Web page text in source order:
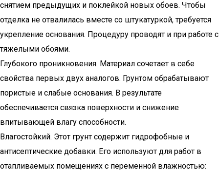
снятием предыдущих и поклейкой новых обоев. Чтобы
отделка не отвалилась вместе со штукатуркой, требуется
укрепление основания. Процедуру проводят и при работе с
тяжелыми обоями.
Глубокого проникновения. Материал сочетает в себе
свойства первых двух аналогов. Грунтом обрабатывают
пористые и слабые основания. В результате
обеспечивается связка поверхности и снижение
впитывающей влагу способности.
Влагостойкий. Этот грунт содержит гидрофобные и
антисептические добавки. Его используют для работ в
отапливаемых помещениях с переменной влажностью: